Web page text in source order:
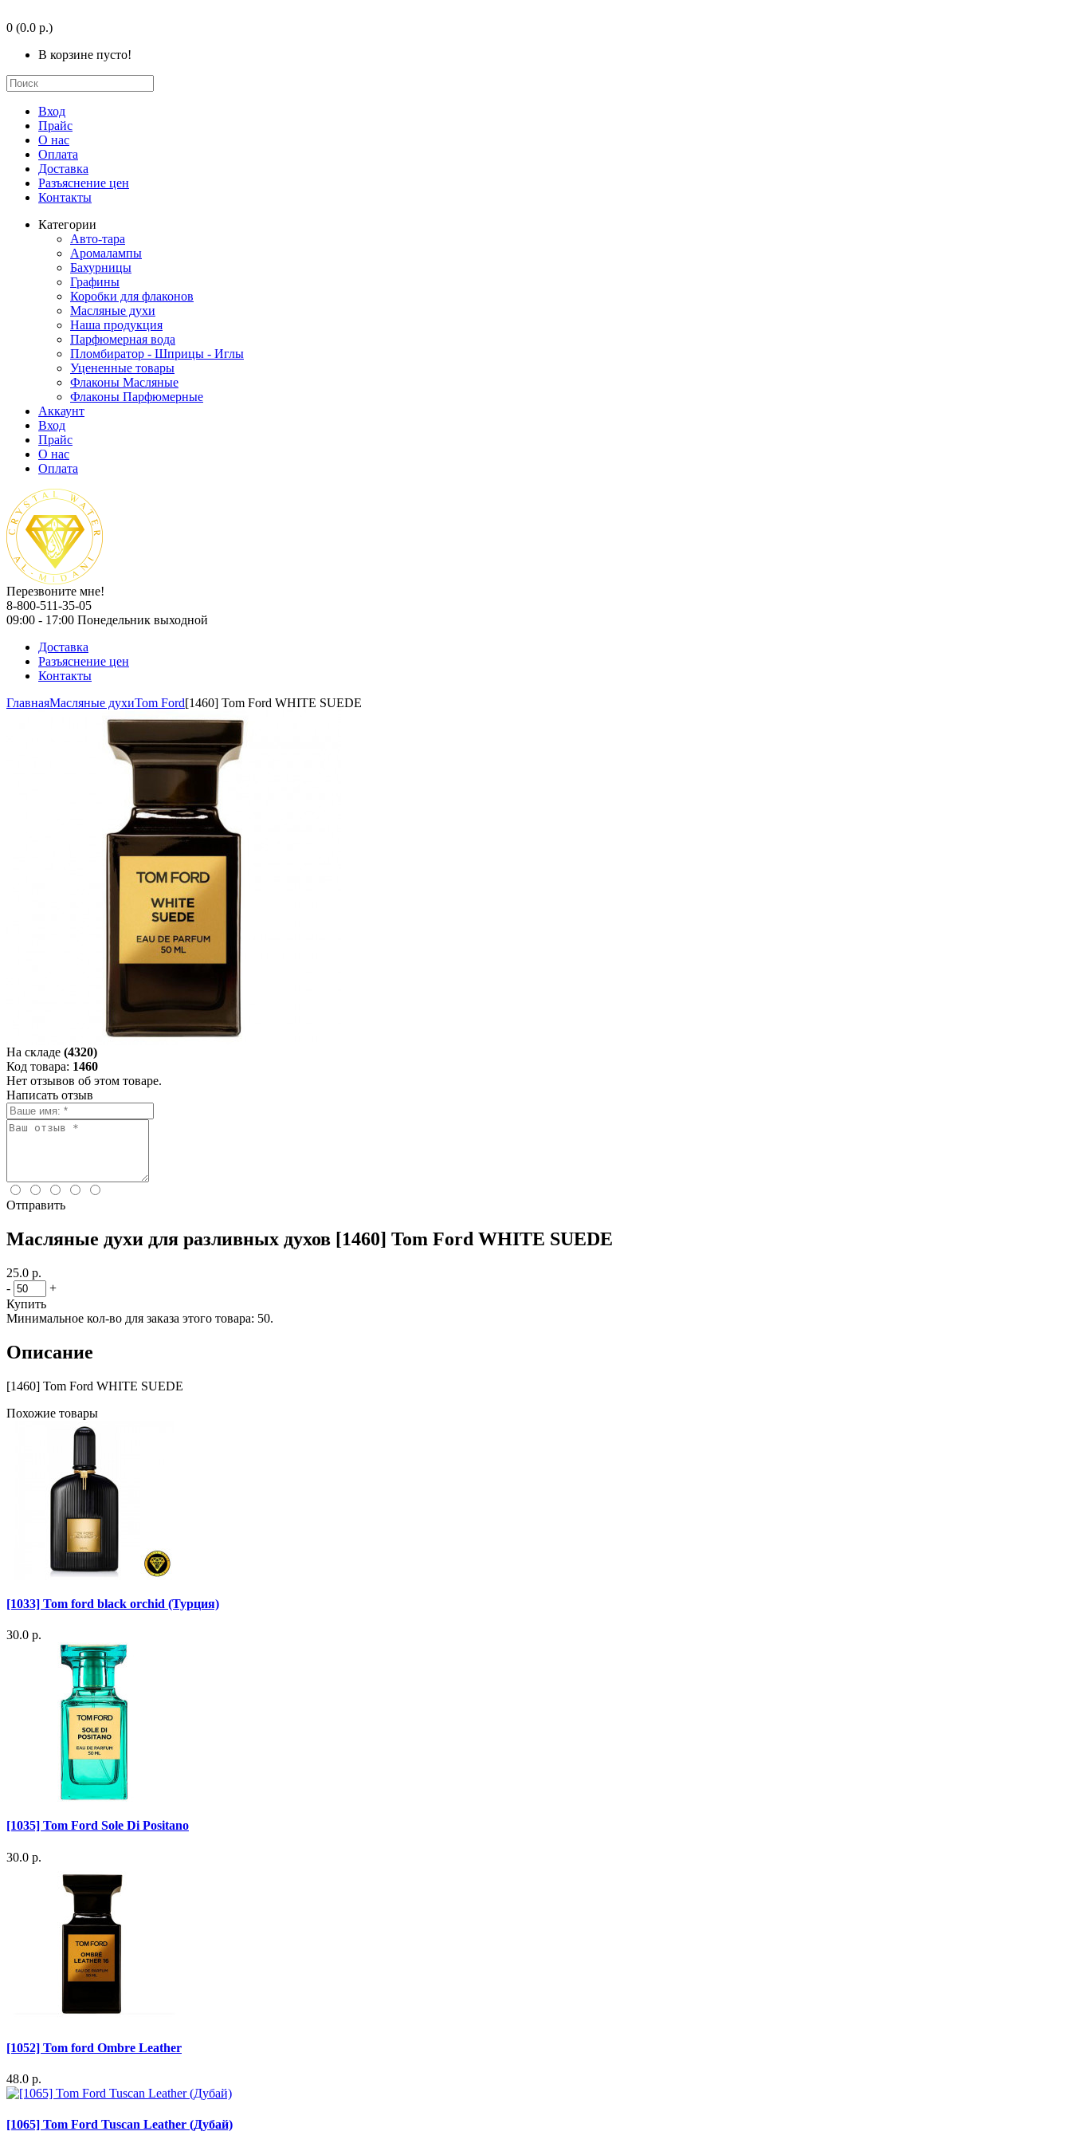
0 (0.0 р.)
В корзине пусто!
Вход
Прайс
О нас
Оплата
Доставка
Разъяснение цен
Контакты
Категории
Авто-тара
Аромалампы
Бахурницы
Графины
Коробки для флаконов
Масляные духи
Наша продукция
Парфюмерная вода
Пломбиратор - Шприцы - Иглы
Уцененные товары
Флаконы Масляные
Флаконы Парфюмерные
Аккаунт
Вход
Прайс
О нас
Оплата
Перезвоните мне!
8-800-511-35-05
09:00 - 17:00 Понедельник выходной
Доставка
Разъяснение цен
Контакты
ГлавнаяМасляные духиTom Ford[1460] Tom Ford WHITE SUEDE
На складе (4320)
Код товара: 1460
Нет отзывов об этом товаре.
Написать отзыв
Отправить
Масляные духи для разливных духов [1460] Tom Ford WHITE SUEDE
25.0 р.
-
+
Купить
Минимальное кол-во для заказа этого товара: 50.
Описание
[1460] Tom Ford WHITE SUEDE
Похожие товары
[1033] Tom ford black orchid (Турция)
30.0 р.
[1035] Tom Ford Sole Di Positano
30.0 р.
[1052] Tom ford Ombre Leather
48.0 р.
[1065] Tom Ford Tuscan Leather (Дубай)